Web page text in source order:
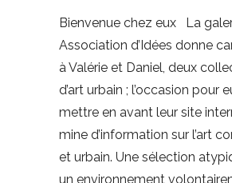
Bienvenue chez eux La
Association d’Idées donne
à Valérie et Daniel, deux
d’art urbain ; l’occasion pour
mettre en avant leur site
mine d’information sur l’art
et urbain. Une sélection
un environnement